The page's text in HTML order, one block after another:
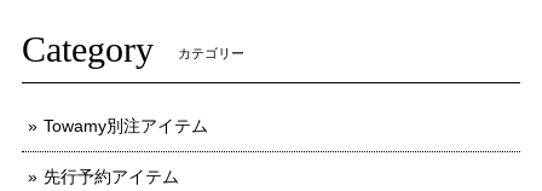
Category カテゴリー
Towamy別注アイテム
先行予約アイテム